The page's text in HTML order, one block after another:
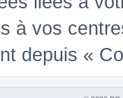
à vos
depuis «